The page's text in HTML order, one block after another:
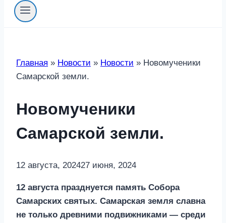
Главная » Новости » Новости » Новомученики
Самарской земли.
Новомученики
Самарской земли.
12 августа, 202427 июня, 2024
12 августа празднуется память Собора
Самарских святых. Самарская земля славна
не только древними подвижниками — среди